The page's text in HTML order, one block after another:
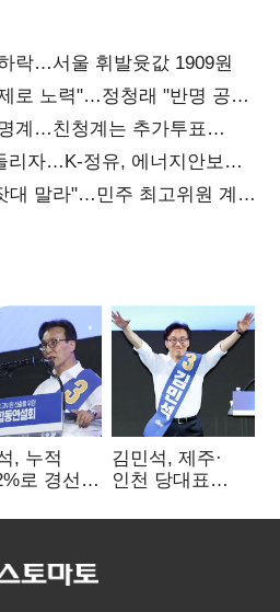
락…서울 휘발윳값 1909원
로 노력"…정청래 "반명 공세
계…친청계는 추가투표
리자…K-정유, 에너지안보
대 말라"…민주 최고위원 계파
, 누적
로 경선
김민석, 제주·
인천 당대표